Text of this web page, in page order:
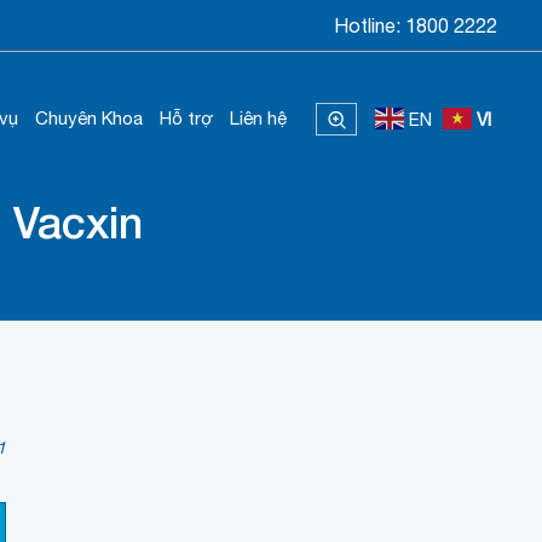
Hotline: 1800 2222
Chuyên Khoa Hỗ trợ Liên hệ EN VI